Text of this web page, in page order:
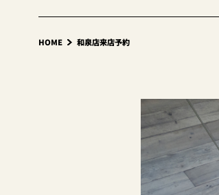
HOME 和泉店来店予約